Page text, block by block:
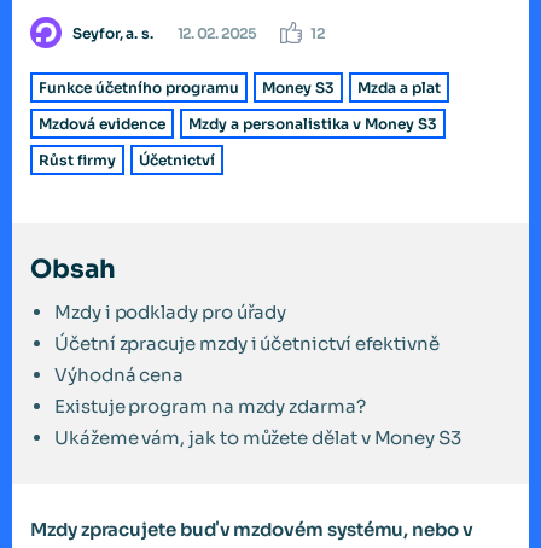
Seyfor, a. s. 12. 02. 2025 12
Funkce účetního programu Money S3
Mzda a plat
Mzdová evidence
Mzdy a personalistika v Money S3
Růst firmy
Účetnictví
Obsah
Mzdy i podklady pro úřady
Účetní zpracuje mzdy i účetnictví efektivně
Výhodná cena
Existuje program na mzdy zdarma?
Ukážeme vám, jak to můžete dělat v Money S3
Mzdy zpracujete buď v mzdovém systému, nebo v